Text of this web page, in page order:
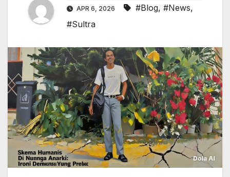
APR 6, 2026 #Blog, #News,
#Sultra